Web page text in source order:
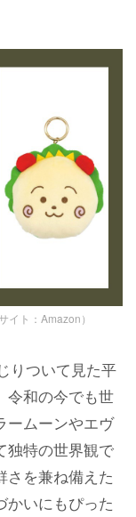
イト：Amazon）
りついて見た平
令和の今でも世
ームーンやエヴ
独特の世界観で
さを兼ね備えた
かいにもぴった